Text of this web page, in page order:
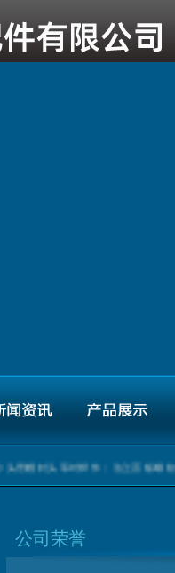
帽封头等对焊件；法兰盲板螺纹
公司荣誉